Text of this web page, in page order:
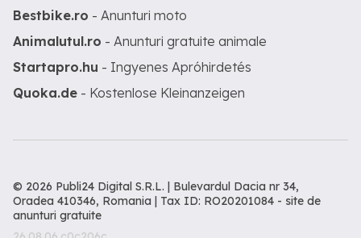
Bestbike.ro - Anunturi moto
Animalutul.ro - Anunturi gratuite animale
Startapro.hu - Ingyenes Apróhirdetés
Quoka.de - Kostenlose Kleinanzeigen
© 2026 Publi24 Digital S.R.L. | Bulevardul Dacia nr 34,
Oradea 410346, Romania | Tax ID: RO20201084 - site de
anunturi gratuite